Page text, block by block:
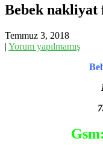
Bebek nakliyat
Temmuz 3, 2018
| Yorum yapılmamış
Gsm: